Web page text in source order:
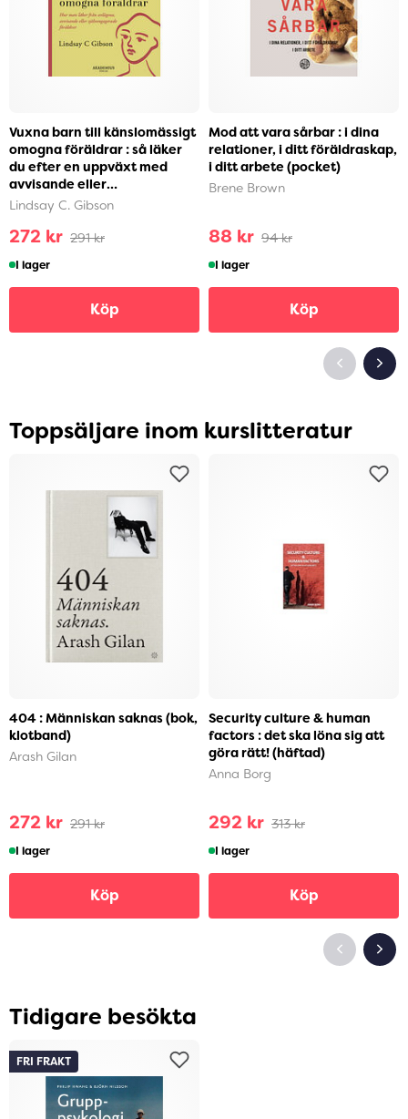
Vuxna barn till känslomässigt
omogna föräldrar : så läker
du efter en uppväxt med
avvisande eller
självupptagna föräldra...
Lindsay C. Gibson
272 kr 291 kr
I lager
Köp
Mod att vara sårbar : i dina
relationer, i ditt föräldraskap,
i ditt arbete (pocket)
Brene Brown
88 kr 94 kr
I lager
Köp
Toppsäljare inom kurslitteratur
404 : Människan saknas (bok,
klotband)
Arash Gilan
272 kr 291 kr
I lager
Köp
Security culture & human
factors : det ska löna sig att
göra rätt! (häftad)
Anna Borg
292 kr 313 kr
I lager
Köp
Tidigare besökta
FRI FRAKT